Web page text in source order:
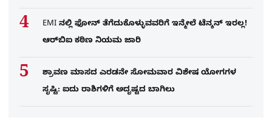
EMI ನಲ್ಲಿ ಫೋನ್​ ತೆಗೆದುಕೊಳ್ಳುವವರಿಗೆ ಇನ್ಮೇಲೆ ಟೆನ್ಶನ್​ ಇರಲ್ಲ!
ಆರ್‌ಬಿಐ ಕಠಿಣ ನಿಯಮ ಜಾರಿ
ಶ್ರಾವಣ ಮಾಸದ ಎರಡನೇ ಸೋಮವಾರ ವಿಶೇಷ ಯೋಗಗಳ
ಸೃಷ್ಟಿ: ಐದು ರಾಶಿಗಳಿಗೆ ಅದೃಷ್ಟದ ಬಾಗಿಲು